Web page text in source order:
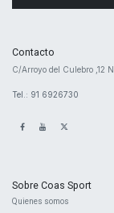
Contacto
​C/Arroyo del Culebro ,12
Tel.: 91 6926730
Sobre Coas Sport
Quienes ​somos